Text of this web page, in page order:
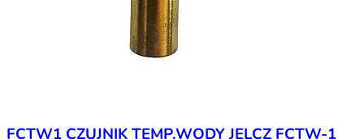
FCTW1 CZUJNIK TEMP.WODY JELCZ FCTW-1